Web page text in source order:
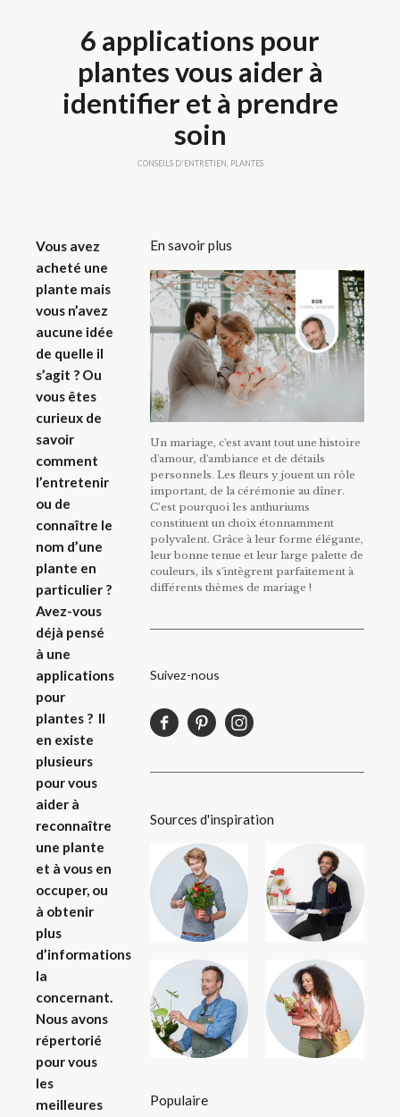
6 applications pour
plantes vous aider à
identifier et à prendre
soin
CONSEILS D'ENTRETIEN PLANTES
Vous avez
acheté une
plante mais
vous n’avez
aucune idée
de quelle il
s’agit ? Ou
vous êtes
curieux de
savoir
comment
l’entretenir
ou de
connaître le
nom d’une
plante en
particulier ?
Avez-vous
déjà pensé
à une
applications
pour
plantes ? Il
en existe
plusieurs
pour vous
aider à
reconnaître
une plante
et à vous en
occuper, ou
à obtenir
plus
d’informations
la
concernant.
Nous avons
répertorié
pour vous
les
meilleures
En savoir plus
Un mariage, c'est avant tout une histoire
d'amour, d'ambiance et de détails
personnels. Les fleurs y jouent un rôle
important, de la cérémonie au dîner.
C’est pourquoi les anthuriums
constituent un choix étonnamment
polyvalent. Grâce à leur forme élégante,
leur bonne tenue et leur large palette de
couleurs, ils s'intègrent parfaitement à
différents thèmes de mariage !
Suivez-nous
Sources d'inspiration
Populaire